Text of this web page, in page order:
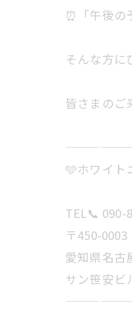
⏰「午後の
そんな方に
皆さまのご
🩵ホワイト
TEL📞 090-
〒450-0003
愛知県名古
サン笹安ビ